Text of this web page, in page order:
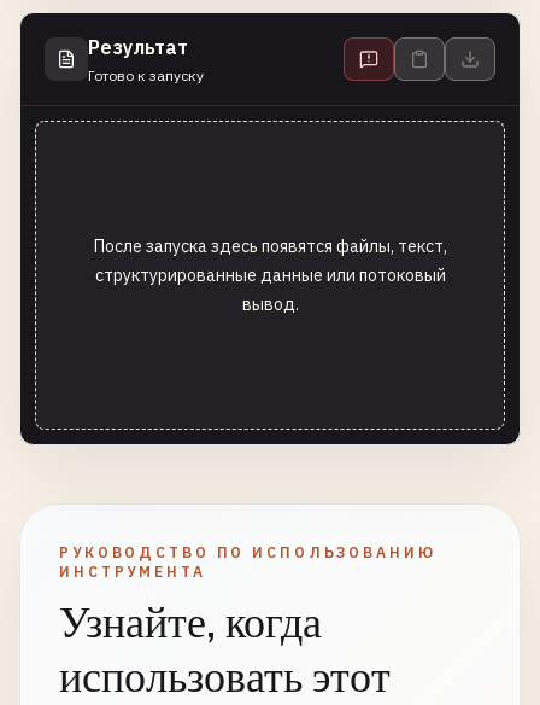
Результат
Готово к запуску
После запуска здесь появятся файлы, текст,
структурированные данные или потоковый
вывод.
РУКОВОДСТВО ПО ИСПОЛЬЗОВАНИЮ
ИНСТРУМЕНТА
Узнайте, когда
использовать этот